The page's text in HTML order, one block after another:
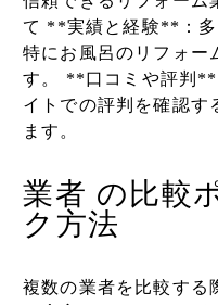
て **実績と経験**：多
特にお風呂のリフォー
す。 **口コミや評判**
イトでの評判を確認す
ます。
業者 の比較
ク方法
複数の業者を比較する